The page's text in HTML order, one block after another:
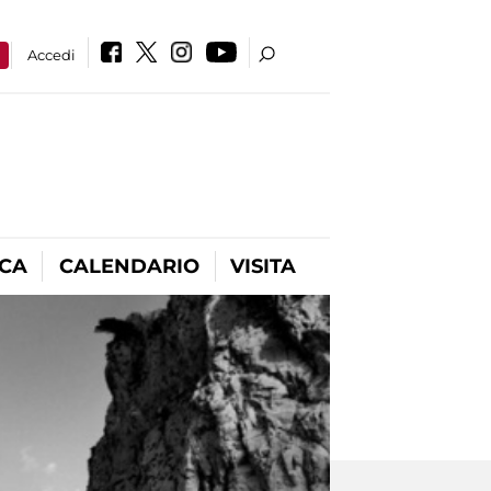
Accedi
CALENDARIO VISITA